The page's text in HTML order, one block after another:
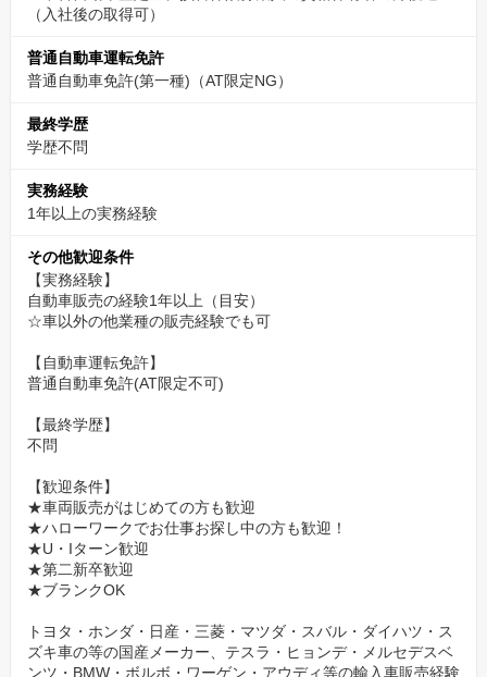
（入社後の取得可）
普通自動車運転免許
普通自動車免許(第一種)（AT限定NG）
最終学歴
学歴不問
実務経験
1年以上の実務経験
その他歓迎条件
【実務経験】
自動車販売の経験1年以上（目安）
☆車以外の他業種の販売経験でも可
【自動車運転免許】
普通自動車免許(AT限定不可)
【最終学歴】
不問
【歓迎条件】
★車両販売がはじめての方も歓迎
★ハローワークでお仕事お探し中の方も歓迎！
★U・Iターン歓迎
★第二新卒歓迎
★ブランクOK
トヨタ・ホンダ・日産・三菱・マツダ・スバル・ダイハツ・ス
ズキ車の等の国産メーカー、テスラ・ヒョンデ・メルセデスベ
ンツ・BMW・ボルボ・ワーゲン・アウディ等の輸入車販売経験